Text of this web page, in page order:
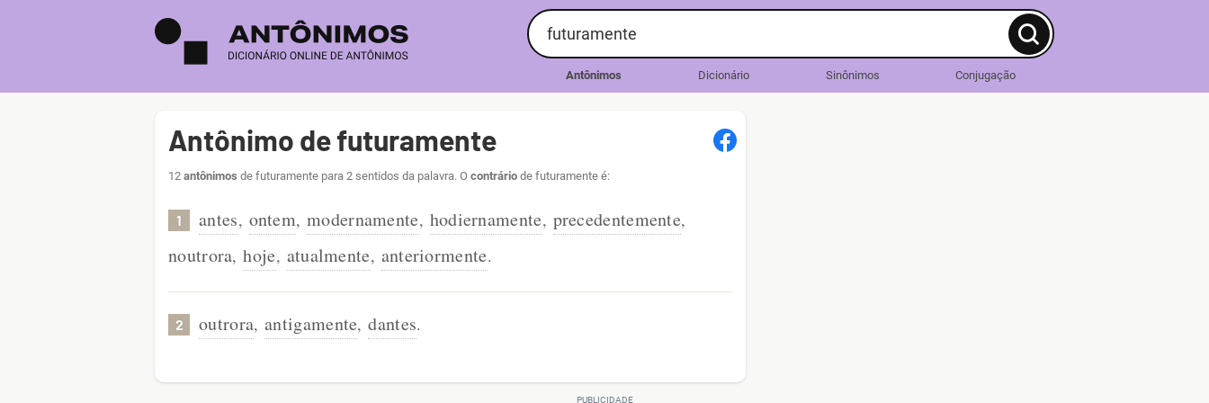
Antônimos Dicionário Sinônimos Conjugação
Antônimo de futuramente
12 antônimos de futuramente para 2 sentidos da palavra. O contrário de futuramente é:
1 antes, ontem, modernamente, hodiernamente, precedentemente,
noutrora, hoje, atualmente, anteriormente.
2 outrora, antigamente, dantes.